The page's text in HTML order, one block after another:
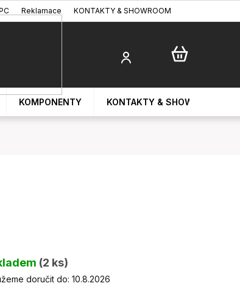
Reklamace KONTAKTY & SHOWROOM
KOMPONENTY KONTAKTY & SHOWROOM
(2 ks)
doručit do: 10.8.2026